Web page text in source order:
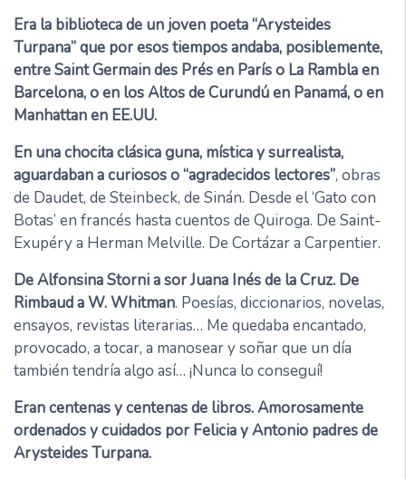
Era la biblioteca de un joven poeta “Arysteides
Turpana” que por esos tiempos andaba, posiblemente,
entre Saint Germain des Prés en París o La Rambla en
Barcelona, o en los Altos de Curundú en Panamá, o en
Manhattan en EE.UU.
En una chocita clásica guna, mística y surrealista,
aguardaban a curiosos o “agradecidos lectores”, obras
de Daudet, de Steinbeck, de Sinán. Desde el ‘Gato con
Botas’ en francés hasta cuentos de Quiroga. De Saint-
Exupéry a Herman Melville. De Cortázar a Carpentier.
De Alfonsina Storni a sor Juana Inés de la Cruz. De
Rimbaud a W. Whitman. Poesías, diccionarios, novelas,
ensayos, revistas literarias… Me quedaba encantado,
provocado, a tocar, a manosear y soñar que un día
también tendría algo así… ¡Nunca lo conseguí!
Eran centenas y centenas de libros. Amorosamente
ordenados y cuidados por Felicia y Antonio padres de
Arysteides Turpana.